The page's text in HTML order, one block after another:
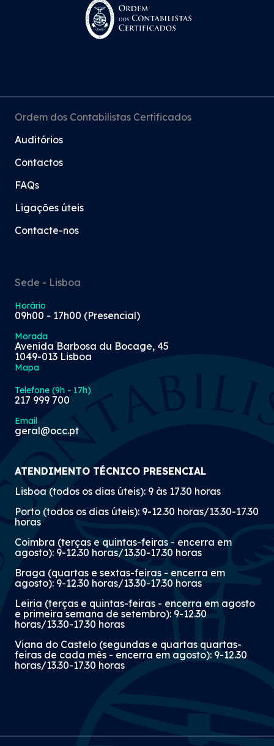
Ordem dos Contabilistas Certificados
Auditórios
Contactos
FAQs
Ligações úteis
Contacte-nos
Sede - Lisboa
Horário
09h00 - 17h00 (Presencial)
Morada
Avenida Barbosa du Bocage, 45
1049-013 Lisboa
Mapa
Telefone (9h - 17h)
217 999 700
Email
geral@occ.pt
ATENDIMENTO TÉCNICO PRESENCIAL
Lisboa (todos os dias úteis): 9 às 17.30 horas
Porto (todos os dias úteis): 9-12.30 horas/13.30-17.30
horas
Coimbra (terças e quintas-feiras - encerra em
agosto): 9-12.30 horas/13.30-17.30 horas
Braga (quartas e sextas-feiras - encerra em
agosto): 9-12.30 horas/13.30-17.30 horas
Leiria (terças e quintas-feiras - encerra em agosto
e primeira semana de setembro): 9-12.30
horas/13.30-17.30 horas
Viana do Castelo (segundas e quartas quartas-
feiras de cada mês - encerra em agosto): 9-12.30
horas/13.30-17.30 horas